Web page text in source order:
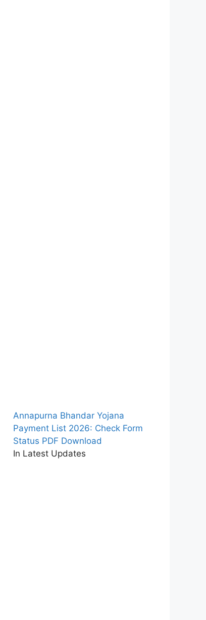
Annapurna Bhandar Yojana
Payment List 2026: Check Form
Status PDF Download
In Latest Updates